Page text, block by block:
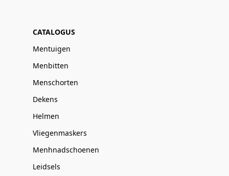
CATALOGUS
Mentuigen
Menbitten
Menschorten
Dekens
Helmen
Vliegenmaskers
Menhnadschoenen
Leidsels